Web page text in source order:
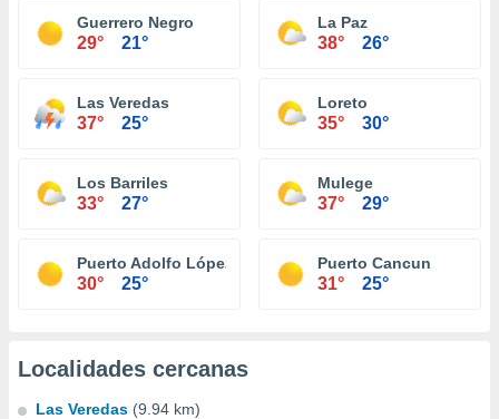
Guerrero Negro
29° 21°
La Paz
38° 26°
Las Veredas
37° 25°
Loreto
35° 30°
Los Barriles
33° 27°
Mulege
37° 29°
Puerto Adolfo López Mateos
30° 25°
Puerto Cancun
31° 25°
Localidades cercanas
Las Veredas (9.94 km)